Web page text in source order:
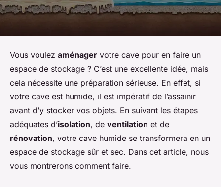
Vous voulez aménager votre cave pour en faire un
espace de stockage ? C’est une excellente idée, mais
cela nécessite une préparation sérieuse. En effet, si
votre cave est humide, il est impératif de l’assainir
avant d’y stocker vos objets. En suivant les étapes
adéquates d’isolation, de ventilation et de
rénovation, votre cave humide se transformera en un
espace de stockage sûr et sec. Dans cet article, nous
vous montrerons comment faire.